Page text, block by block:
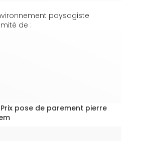
paysagiste
de :
pose de parement pierre